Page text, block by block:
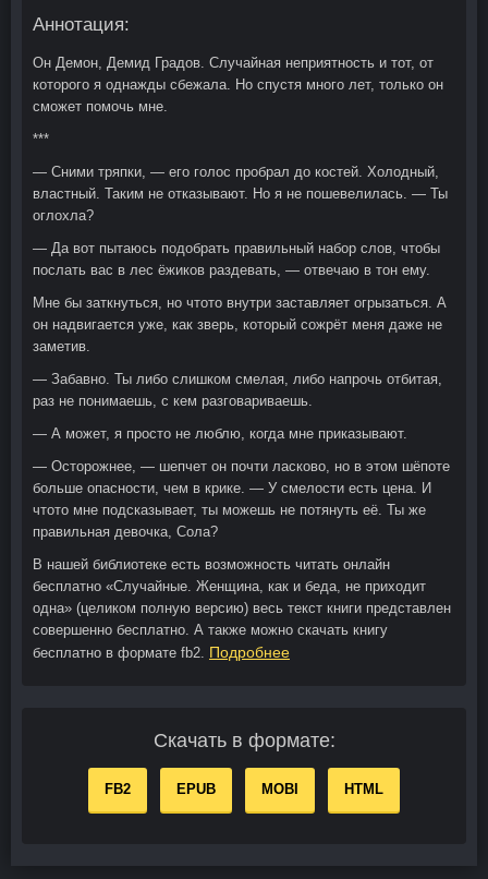
Аннотация:
Он Демон, Демид Градов. Случайная неприятность и тот, от
которого я однажды сбежала. Но спустя много лет, только он
сможет помочь мне.
***
— Сними тряпки, — его голос пробрал до костей. Холодный,
властный. Таким не отказывают. Но я не пошевелилась. — Ты
оглохла?
— Да вот пытаюсь подобрать правильный набор слов, чтобы
послать вас в лес ёжиков раздевать, — отвечаю в тон ему.
Мне бы заткнуться, но чтото внутри заставляет огрызаться. А
он надвигается уже, как зверь, который сожрёт меня даже не
заметив.
— Забавно. Ты либо слишком смелая, либо напрочь отбитая,
раз не понимаешь, с кем разговариваешь.
— А может, я просто не люблю, когда мне приказывают.
— Осторожнее, — шепчет он почти ласково, но в этом шёпоте
больше опасности, чем в крике. — У смелости есть цена. И
чтото мне подсказывает, ты можешь не потянуть её. Ты же
правильная девочка, Сола?
В нашей библиотеке есть возможность читать онлайн
бесплатно «Случайные. Женщина, как и беда, не приходит
одна» (целиком полную версию) весь текст книги представлен
совершенно бесплатно. А также можно скачать книгу
бесплатно в формате fb2. Подробнее
Скачать в формате:
FB2 EPUB MOBI HTML